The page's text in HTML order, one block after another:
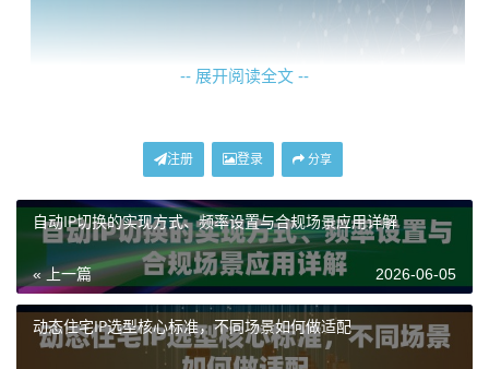
要实现合规的数据采集，需要满足几个核心条件，这些
条件共同构成了业务安全的护城河。
第一，获取明确的授权或确保目标数据为公开可获取。
这是合规的基石。对于明确禁止爬虫的网站，或需要登
录才能访问的非公开数据，未经许可的采集即构成违
规。
-- 展开阅读全文 --
注册 登录 分享
自动IP切换的实现方式、频率设置与合规场景应用详解
« 上一篇 2026-06-05
动态住宅IP选型核心标准，不同场景如何做适配